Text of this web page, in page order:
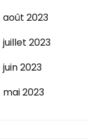
août 2023
juillet 2023
juin 2023
mai 2023